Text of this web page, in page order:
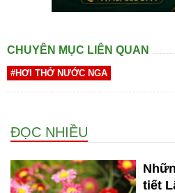
CHUYÊN MỤC LIÊN QUAN
#HƠI THỞ NƯỚC NGA
ĐỌC NHIỀU
tiết